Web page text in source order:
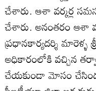
చేశారు. ఆశా వర్కర్ల
చేశారు. అనంతరం ఆశా
ప్రధానకార్యదర్శి మారెళ్ళ
అధికారంలోకి వచ్చిన
చేయకుండా మోసం